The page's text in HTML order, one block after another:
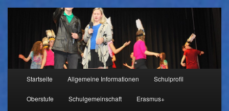
Zum
Inhalt
Startseite Allgemeine Informationen Schulprofil
Oberstufe Schulgemeinschaft Erasmus+